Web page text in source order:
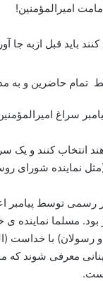
امیرالمؤمنین!
باید قبل ازبه جا
تمام حاضرین و به
سراغ
انتخاب کنند و یک
(مثل نماینده شورای
رسمی توسط پیامبر
بود. مسلما
و رسولان) با خداست
معرفی شوند که